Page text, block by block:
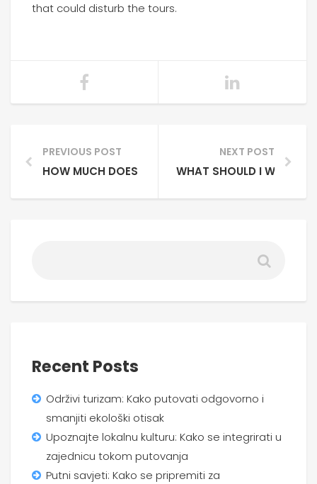
that could disturb the tours.
PREVIOUS POST
HOW MUCH DOES IT COST TO DO A PRIVATE
NEXT POST
WHAT SHOULD I WEAR?
Recent Posts
Održivi turizam: Kako putovati odgovorno i
smanjiti ekološki otisak
Upoznajte lokalnu kulturu: Kako se integrirati u
zajednicu tokom putovanja
Putni savjeti: Kako se pripremiti za